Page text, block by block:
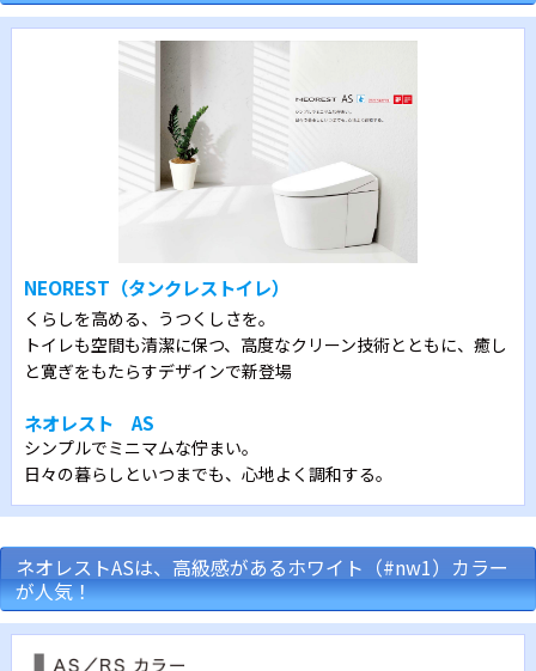
NEOREST（タンクレストイレ）
くらしを高める、うつくしさを。
トイレも空間も清潔に保つ、高度なクリーン技術とともに、癒し
と寛ぎをもたらすデザインで新登場
ネオレスト AS
シンプルでミニマムな佇まい。
日々の暮らしといつまでも、心地よく調和する。
ネオレストASは、高級感があるホワイト（#nw1）カラー
が人気！